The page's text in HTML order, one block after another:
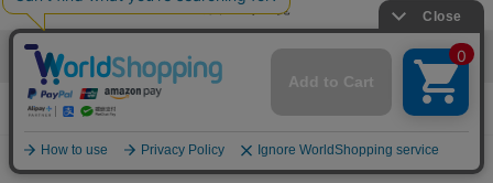
カテゴリ一覧
マタニティの商品を探す
マタニティ｜新商品